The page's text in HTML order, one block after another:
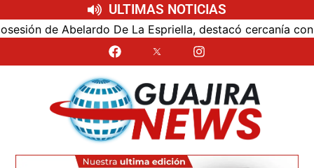
ULTIMAS NOTICIAS
de Abelardo De La Espriella, destacó cercanía con el